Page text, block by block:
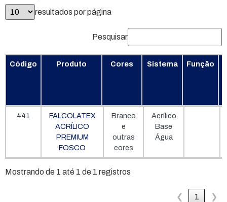
resultados por página
Pesquisar
Código Produto Cores Sistema Função
Código Produto Cores Sistema
441
FALCOLATEX
ACRÍLICO
PREMIUM
FOSCO
Branco
e
outras
cores
Acrílico
Base
Água
Mostrando de 1 até 1 de 1 registros
❮ 1 ❯